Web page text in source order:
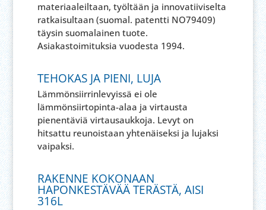
materiaaleiltaan, työltään ja innovatiiviselta
ratkaisultaan (suomal. patentti NO79409)
täysin suomalainen tuote.
Asiakastoimituksia vuodesta 1994.
TEHOKAS JA PIENI, LUJA
Lämmönsiirrinlevyissä ei ole
lämmönsiirtopinta-alaa ja virtausta
pienentäviä virtausaukkoja. Levyt on
hitsattu reunoistaan yhtenäiseksi ja lujaksi
vaipaksi.
RAKENNE KOKONAAN
HAPONKESTÄVÄÄ TERÄSTÄ, AISI
316L